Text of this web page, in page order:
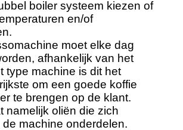
boiler systeem kiezen of
en/of
moet elke dag
afhankelijk van het
type machine is dit het
om een goede koffie
te brengen op de klant.
namelijk oliën die zich
machine onderdelen.